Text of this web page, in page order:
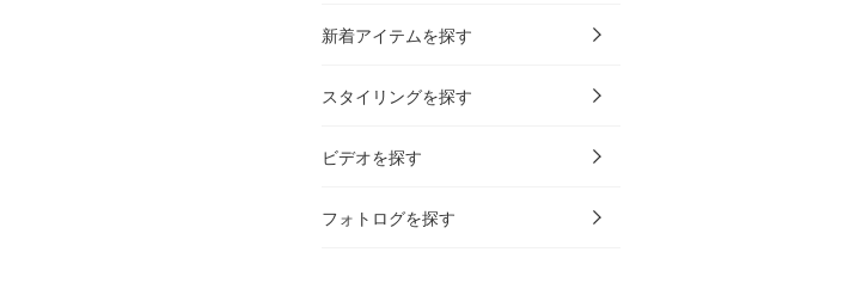
新着アイテムを探す
スタイリングを探す
ビデオを探す
フォトログを探す